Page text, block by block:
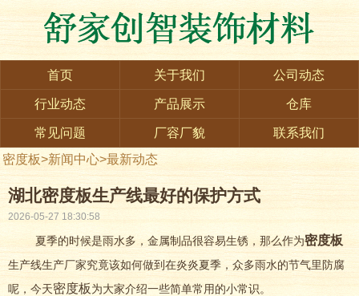
首页 关于我们 公司动态
行业动态 产品展示 仓库
常见问题 厂容厂貌
联系我们
密度板>新闻中心>最新动态
湖北密度板生产线最好的保护方式
2026-05-27 18:30:58
夏季的时候是雨水多，金属制品很容易生锈，那么作为密度板
生产线生产厂家究竟该如何做到在炎炎夏季，众多雨水的节气里防腐
呢，今天密度板为大家介绍一些简单常用的小常识。